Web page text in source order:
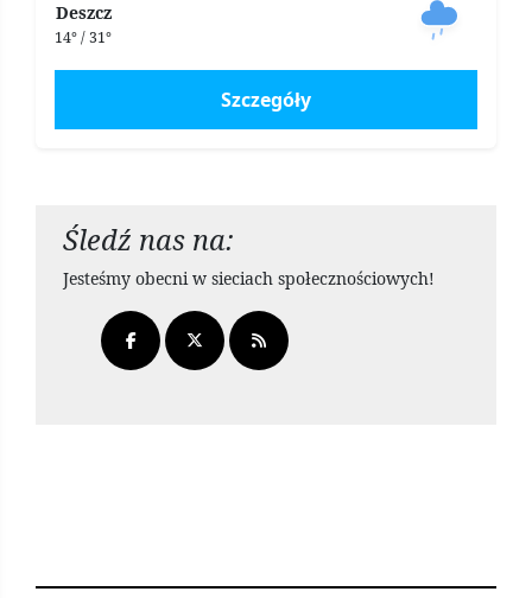
Deszcz
14° / 31°
Szczegóły
Śledź nas na:
Jesteśmy obecni w sieciach społecznościowych!